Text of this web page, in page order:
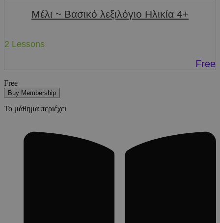
Μέλι ~ Βασικό λεξιλόγιο Ηλικία 4+
2 Lessons
Free
Free
Buy Membership
Το μάθημα περιέχει